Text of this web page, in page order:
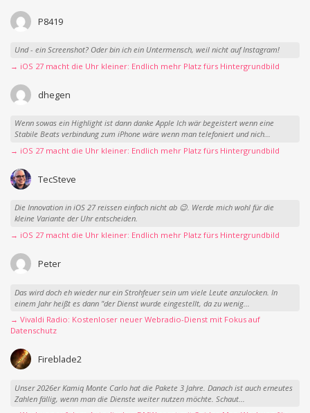
P8419
Und - ein Screenshot? Oder bin ich ein Untermensch, weil nicht auf Instagram!
→ iOS 27 macht die Uhr kleiner: Endlich mehr Platz fürs Hintergrundbild
dhegen
Wenn sowas ein Highlight ist dann danke Apple Ich wär begeistert wenn eine
Stabile Beats verbindung zum iPhone wäre wenn man telefoniert und nich...
→ iOS 27 macht die Uhr kleiner: Endlich mehr Platz fürs Hintergrundbild
TecSteve
Die Innovation in iOS 27 reissen einfach nicht ab 😉. Werde mich wohl für die
kleine Variante der Uhr entscheiden.
→ iOS 27 macht die Uhr kleiner: Endlich mehr Platz fürs Hintergrundbild
Peter
Das wird doch eh wieder nur ein Strohfeuer sein um viele Leute anzulocken. In
einem Jahr heißt es dann "der Dienst wurde eingestellt, da zu wenig...
→ Vivaldi Radio: Kostenloser neuer Webradio-Dienst mit Fokus auf
Datenschutz
Fireblade2
Unser 2026er Kamiq Monte Carlo hat die Pakete 3 Jahre. Danach ist auch erneutes
Zahlen fällig, wenn man die Dienste weiter nutzen möchte. Schaut...